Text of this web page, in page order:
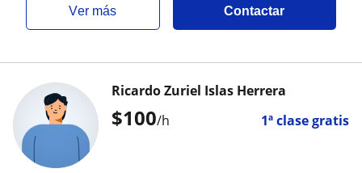
ver más Contactar
$100/h 1ª clase gratis
Ricardo Zuriel Islas Herrera